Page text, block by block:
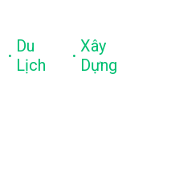
. Du
Lịch
. Xây
Dựng